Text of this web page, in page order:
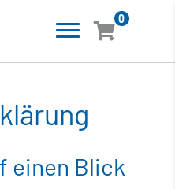
0
einen Blick